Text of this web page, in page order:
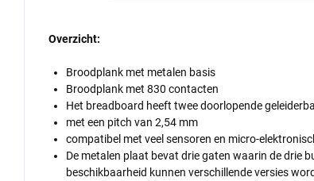
Overzicht:
Broodplank met metalen basis
Broodplank met 830 contacten
Het breadboard heeft twee doorlopende
met een pitch van 2,54 mm
compatibel met veel sensoren en micro-
De metalen plaat bevat drie gaten waarin de drie
beschikbaarheid kunnen verschillende versies